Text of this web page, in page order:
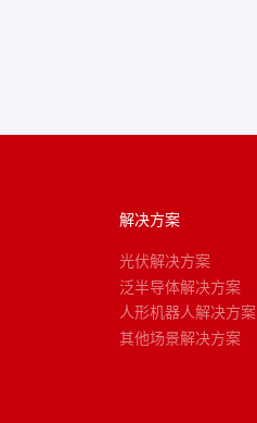
解决方案
光伏解决方案
泛半导体解决方案
人形机器人解决方案
其他场景解决方案